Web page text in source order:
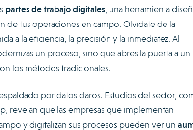
partes de trabajo digitales, una herramienta
de tus operaciones en campo. Olvídate de la
a la eficiencia, la precisión y la inmediatez. Al
un proceso, sino que abres la puerta a un
los métodos tradicionales.
por datos claros. Estudios del sector,
revelan que las empresas que implementan
y digitalizan sus procesos pueden ver un